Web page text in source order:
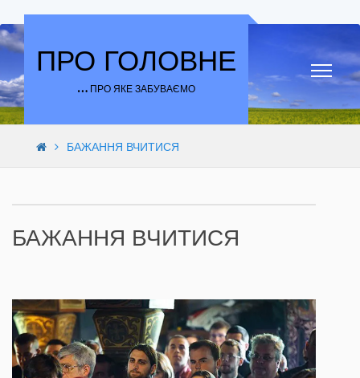
Skip to content
ПРО ГОЛОВНЕ
… ПРО ЯКЕ ЗАБУВАЄМО
БАЖАННЯ ВЧИТИСЯ
БАЖАННЯ ВЧИТИСЯ